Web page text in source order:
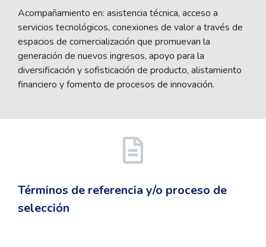
Acompañamiento en: asistencia técnica, acceso a
servicios tecnológicos, conexiones de valor a través de
espacios de comercialización que promuevan la
generación de nuevos ingresos, apoyo para la
diversificación y sofisticación de producto, alistamiento
financiero y fomento de procesos de innovación.
Términos de referencia y/o proceso de
selección